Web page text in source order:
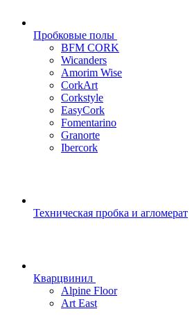
Пробковые полы
BFM CORK
Wicanders
Amorim Wise
CorkArt
Corkstyle
EasyCork
Fomentarino
Granorte
Ibercork
Техническая пробка и агломерат
Кварцвинил
Alpine Floor
Art East